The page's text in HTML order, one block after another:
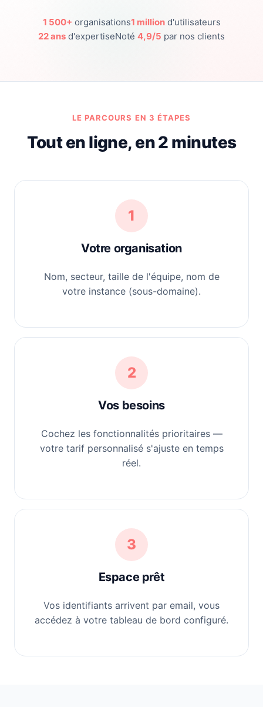
1 500+ organisations1 milliond'utilisateurs
22 ans d'expertiseNoté 4,9/5 par nos clients
LE PARCOURS EN 3 ÉTAPES
Tout en ligne, en 2 minutes
1
Votre organisation
Nom, secteur, taille de l'équipe, nom de
votre instance (sous-domaine).
2
Vos besoins
Cochez les fonctionnalités prioritaires —
votre tarif personnalisé s'ajuste en temps
réel.
3
Espace prêt
Vos identifiants arrivent par email, vous
accédez à votre tableau de bord configuré.